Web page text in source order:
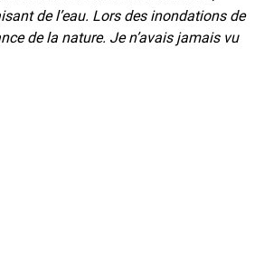
de l’eau. Lors des inondations de
de la nature. Je n’avais jamais vu